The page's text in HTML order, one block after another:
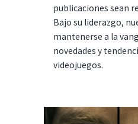
publicaciones sean
Bajo su liderazgo,
mantenerse a la
novedades y
videojuegos.